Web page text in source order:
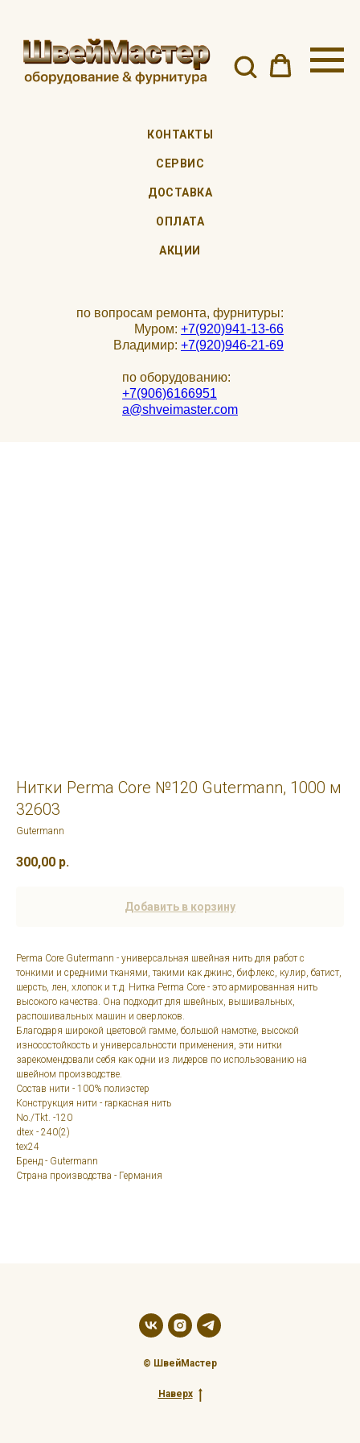
КОНТАКТЫ
СЕРВИС
ДОСТАВКА
ОПЛАТА
АКЦИИ
по вопросам ремонта, фурнитуры:
Муром: +7(920)941-13-66
Владимир: +7(920)946-21-69
по оборудованию:
+7(906)6166951
a@shveimaster.com
Нитки Perma Core №120 Gutermann, 1000 м
32603
Gutermann
300,00 р.
Добавить в корзину
Perma Core Gutermann - универсальная швейная нить для работ с
тонкими и средними тканями, такими как джинс, бифлекс, кулир, батист,
шерсть, лен, хлопок и т.д. Нитка Perma Core - это армированная нить
высокого качества. Она подходит для швейных, вышивальных,
распошивальных машин и оверлоков.
Благодаря широкой цветовой гамме, большой намотке, высокой
износостойкость и универсальности применения, эти нитки
зарекомендовали себя как одни из лидеров по использованию на
швейном производстве.
Состав нити - 100% полиэстер
Конструкция нити - rаркасная нить
No./Tkt. -120
dtex - 240(2)
tex24
Бренд - Gutermann
Страна производства - Германия
© ШвейМастер
Наверх